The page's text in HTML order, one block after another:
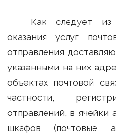
Как следует
оказания услуг
отправления
указанными на них
объектах почтовой
частности,
отправлений, в ячейки
шкафов (почтовые